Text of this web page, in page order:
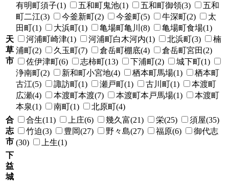
天
草
市
有明町須子(1)
五和町鬼池(1) 五和町御領(3)
五和
町二江(3)
今釜新町(2) 今釜町(5) 牛深町(2)
太
田町(1)
大浜町(1) 亀場町亀川(8)
亀場町食場(1)
河浦町崎津(1)
河浦町白木河内(1) 北浜町(3)
楠
浦町(2)
久玉町(7) 倉岳町棚底(4)
倉岳町宮田(2)
佐伊津町(6)
志柿町(13) 下浦町(2)
城下町(1)
浄南町(2)
新和町小宮地(4) 栖本町馬場(1)
栖本町
古江(5)
諏訪町(1) 瀬戸町(1) 古川町(1)
本渡町
広瀬(4)
本渡町本渡(7) 本渡町本戸馬場(1)
本渡町
本泉(1)
南町(1)
北原町(4)
合
志
市
合生(11) 上庄(6) 幾久富(21) 栄(25)
須屋(35)
竹迫(3)
豊岡(27) 野々島(27) 福原(6)
御代志
(30)
上生(1)
下
益
城